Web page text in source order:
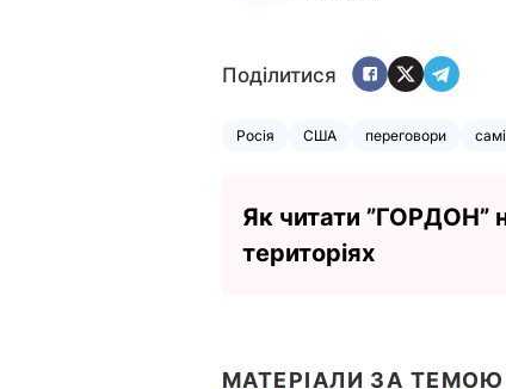
Поділитися
Росія США переговори
Як читати ”ГОРДОН”
територіях
МАТЕРІАЛИ ЗА ТЕМОЮ